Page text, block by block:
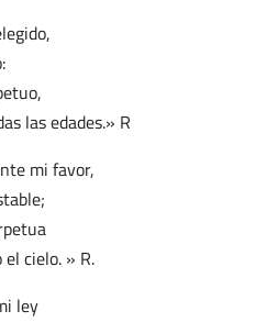
las edades.» R
mi favor,
cielo. » R.
ley